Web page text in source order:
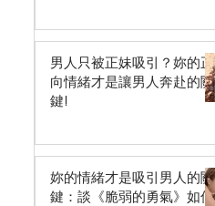
男人只被正妹吸引？妳的正
向情緒才是讓男人奔赴的關
鍵!
妳的情緒才是吸引男人的關
鍵：談《脆弱的勇氣》如何